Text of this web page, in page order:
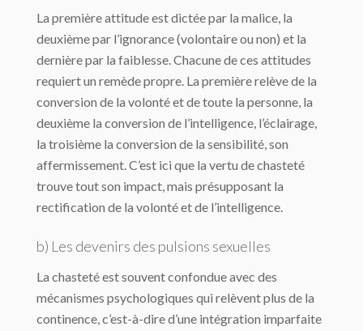
La première attitude est dictée par la malice, la
deuxième par l’ignorance (volontaire ou non) et la
dernière par la faiblesse. Chacune de ces attitudes
requiert un remède propre. La première relève de la
conversion de la volonté et de toute la personne, la
deuxième la conversion de l’intelligence, l’éclairage,
la troisième la conversion de la sensibilité, son
affermissement. C’est ici que la vertu de chasteté
trouve tout son impact, mais présupposant la
rectification de la volonté et de l’intelligence.
b) Les devenirs des pulsions sexuelles
La chasteté est souvent confondue avec des
mécanismes psychologiques qui relèvent plus de la
continence, c’est-à-dire d’une intégration imparfaite